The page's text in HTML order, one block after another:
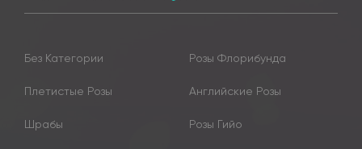
Без Категории Розы Флорибунда
Плетистые Розы Английские Розы
Шрабы Розы Гийо